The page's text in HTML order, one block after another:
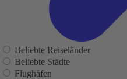
Beliebte Reiseländer
Beliebte Städte
Flughäfen